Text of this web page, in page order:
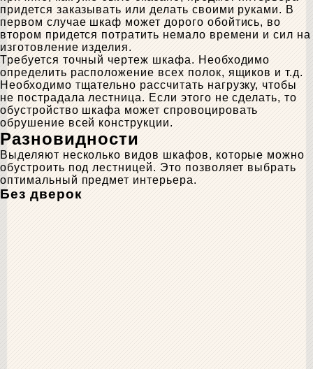
придется заказывать или делать своими руками. В
первом случае шкаф может дорого обойтись, во
втором придется потратить немало времени и сил на
изготовление изделия.
Требуется точный чертеж шкафа. Необходимо
определить расположение всех полок, ящиков и т.д.
Необходимо тщательно рассчитать нагрузку, чтобы
не пострадала лестница. Если этого не сделать, то
обустройство шкафа может спровоцировать
обрушение всей конструкции.
Разновидности
Выделяют несколько видов шкафов, которые можно
обустроить под лестницей. Это позволяет выбрать
оптимальный предмет интерьера.
Без дверок